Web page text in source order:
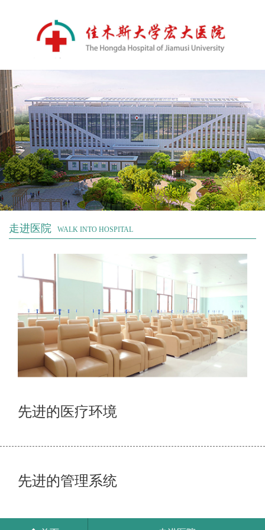
走进医院 WALK INTO HOSPITAL
先进的医疗环境
先进的管理系统